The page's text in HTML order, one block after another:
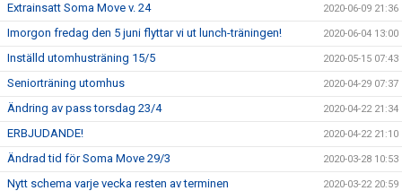
Extrainsatt Soma Move v. 24 2020-06-09 21:36
Imorgon fredag den 5 juni flyttar vi ut lunch-träningen! 2020-06-04 13:00
Inställd utomhusträning 15/5 2020-05-15 07:43
Seniorträning utomhus 2020-04-29 07:37
Ändring av pass torsdag 23/4 2020-04-22 21:34
ERBJUDANDE! 2020-04-22 21:10
Ändrad tid för Soma Move 29/3 2020-03-28 10:53
Nytt schema varje vecka resten av terminen 2020-03-22 20:59